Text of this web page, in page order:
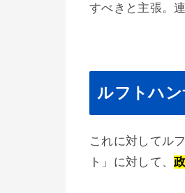
すべきと主張。
ルフトハ
これに対してル
ト」に対して、